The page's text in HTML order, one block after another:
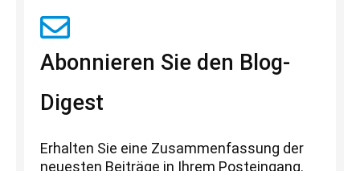
Abonnieren Sie den Blog-
Digest
Erhalten Sie eine Zusammenfassung der
neuesten Beiträge in Ihrem Posteingang.